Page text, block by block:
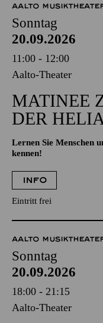
AALTO
Sonntag
20.09.2026
11:00 - 12:00
Aalto-Theater
MATINEE
DER
Lernen Sie Menschen
kennen!
INFO
Eintritt frei
AALTO
Sonntag
20.09.2026
18:00 - 21:15
Aalto-Theater